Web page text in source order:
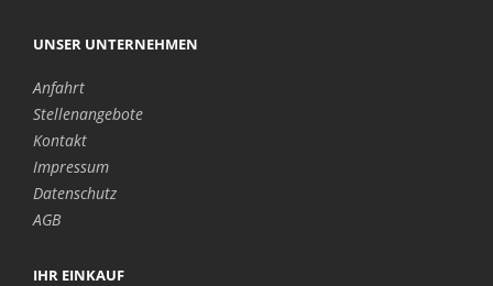
UNSER UNTERNEHMEN
Anfahrt
Stellenangebote
Kontakt
Impressum
Datenschutz
AGB
IHR EINKAUF